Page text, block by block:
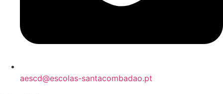
aescd@escolas-santacombadao.pt